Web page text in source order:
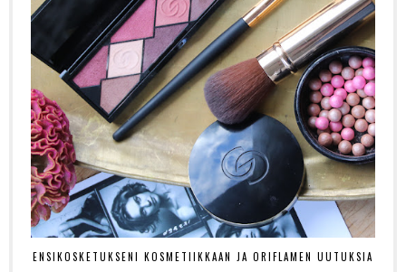
ENSIKOSKETUKSENI KOSMETIIKKAAN JA ORIFLAMEN UUTUKSIA